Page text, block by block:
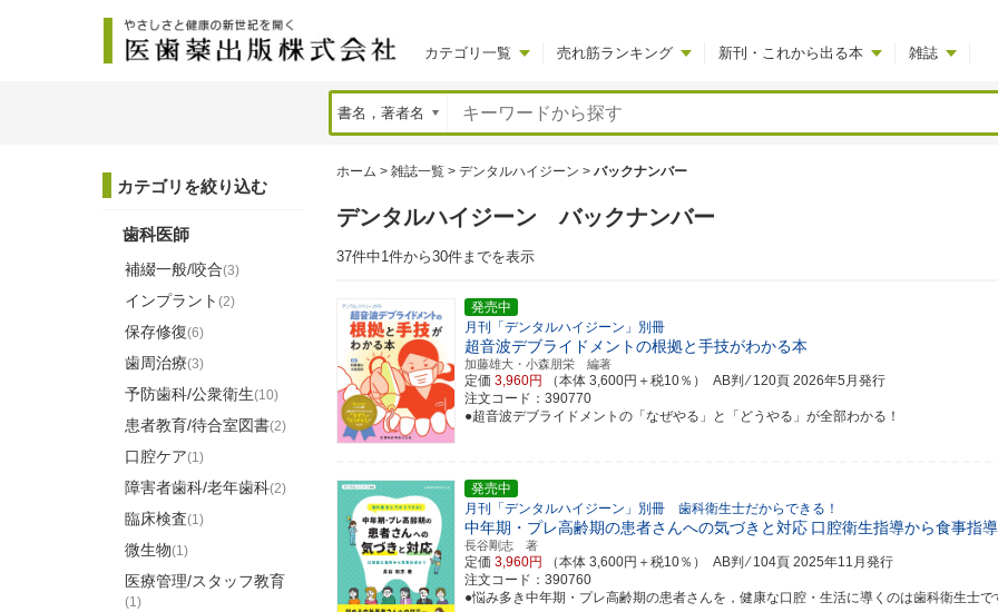
カテゴリ一覧 売れ筋ランキング 新刊・これから出る本 雑誌
ホーム > 雑誌一覧 > デンタルハイジーン > バックナンバー
デンタルハイジーン バックナンバー
37件中1件から30件までを表示
発売中
月刊「デンタルハイジーン」別冊
超音波デブライドメントの根拠と手技がわかる本
加藤雄大・小森朋栄 編著
定価 3,960円 （本体 3,600円＋税10％） AB判 ⁄ 120頁 2026年5月発行
注文コード：390770
●超音波デブライドメントの「なぜやる」と「どうやる」が全部わかる！
発売中
月刊「デンタルハイジーン」別冊 歯科衛生士だからできる！
中年期・プレ高齢期の患者さんへの気づきと対応 口腔衛生指導から食事指
長谷剛志 著
定価 3,960円 （本体 3,600円＋税10％） AB判 ⁄ 104頁 2025年11月発行
注文コード：390760
●悩み多き中年期・プレ高齢期の患者さんを，健康な口腔・生活に導くのは歯科衛生士で
カテゴリを絞り込む
歯科医師
補綴一般/咬合(3)
インプラント (2)
保存修復(6)
歯周治療(3)
予防歯科/公衆衛生(10)
患者教育/待合室図書(2)
口腔ケア(1)
障害者歯科/老年歯科(2)
臨床検査(1)
微生物(1)
医療管理/スタッフ教育
(1)